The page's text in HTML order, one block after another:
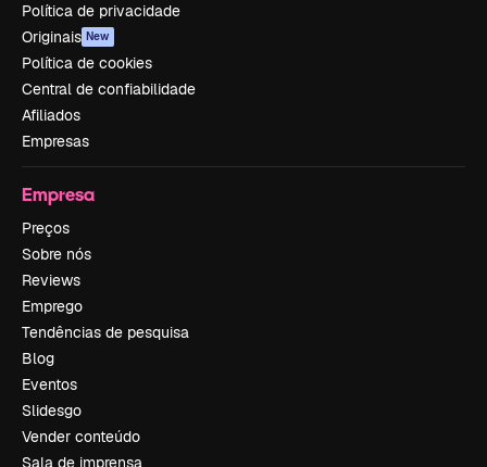
Política de privacidade
Originais New
Política de cookies
Central de confiabilidade
Afiliados
Empresas
Empresa
Preços
Sobre nós
Reviews
Emprego
Tendências de pesquisa
Blog
Eventos
Slidesgo
Vender conteúdo
Sala de imprensa